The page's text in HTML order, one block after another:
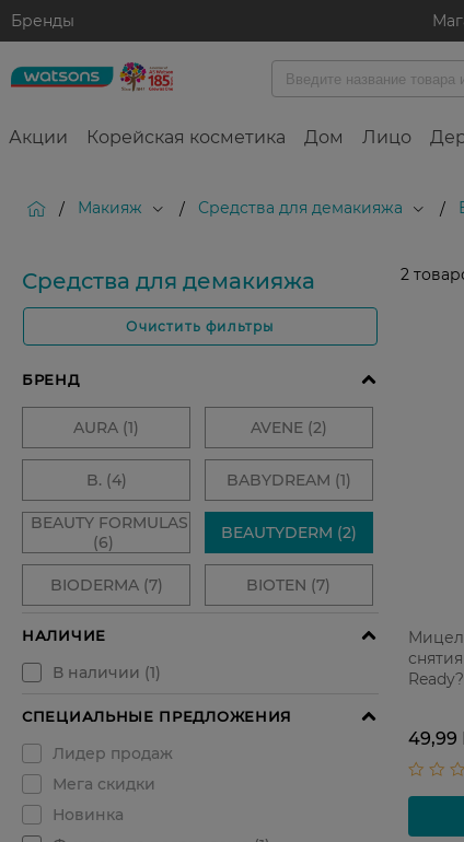
Бренды
Акции Корейская косметика Дом Лицо
/ Макияж / Средства для демакияжа /
Средства для демакияжа
Очистить фильтры
2
49,99